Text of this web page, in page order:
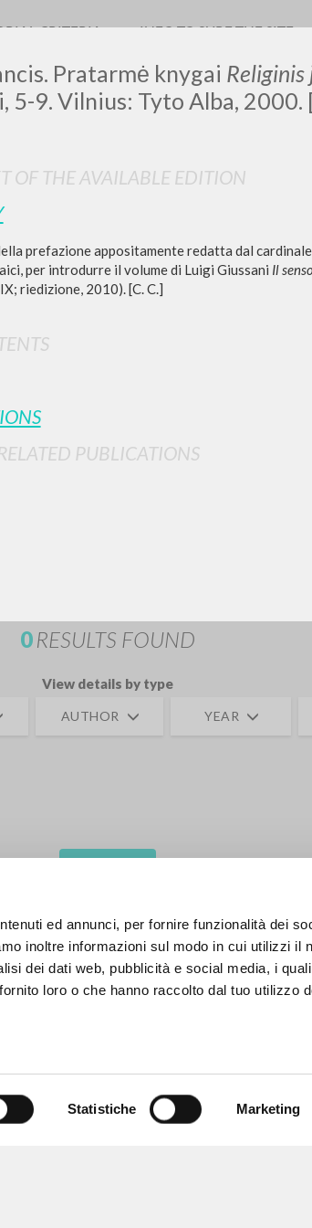
ed annunci, per fornire funzionalità dei
inoltre informazioni sul modo in cui utilizzi il
dei dati web, pubblicità e social media, i
loro o che hanno raccolto dal tuo utilizzo
Statistiche Marketing
Pratarmė knygai
5-9. Vilnius: Tyto Alba, 2000.
OF THE AVAILABLE EDITION
prefazione appositamente redatta dal
per introdurre il volume di Luigi Giussani Il
riedizione, 2010). [C. C.]
PUBLICATIONS
CRITERIA INFO TO SURF THE SITE
0RESULTS FOUND
View details by type
AUTHOR YEAR
LANGUAGE